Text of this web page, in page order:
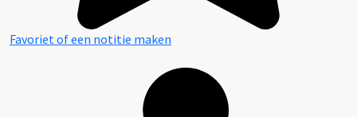
Favoriet of een notitie maken